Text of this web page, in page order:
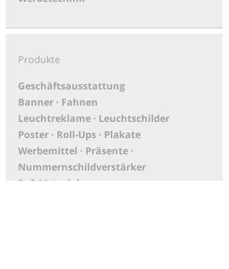
Produkte
Geschäftsausstattung
Banner · Fahnen
Leuchtreklame · Leuchtschilder
Poster · Roll-Ups · Plakate
Werbemittel · Präsente ·
Nummernschildverstärker
PoS-Material